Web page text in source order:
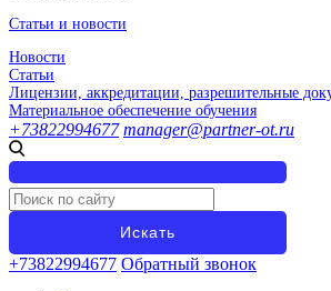
Статьи и новости
Новости
Статьи
Лицензии, аккредитации, разрешительные
Материальное обеспечение обучения
+73822994677 manager@partner-ot.ru
+73822994677 Обратный звонок